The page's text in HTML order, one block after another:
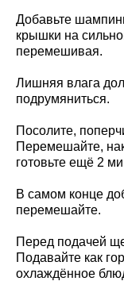
Добавьте
крышки на
перемешивая.
Лишняя влага
подрумяниться.
Посолите,
Перемешайте,
готовьте ещё 2
В самом конце
перемешайте.
Перед подачей
Подавайте как
охлаждённое